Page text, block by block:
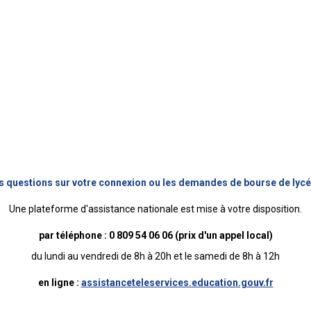
questions sur votre connexion ou les demandes de bourse de
Une plateforme d'assistance nationale est mise à votre disposition.
par téléphone : 0 809 54 06 06 (prix d'un appel local)
du lundi au vendredi de 8h à 20h et le samedi de 8h à 12h
en ligne : assistanceteleservices.education.gouv.fr